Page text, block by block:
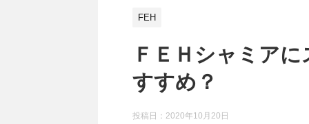
FEH
ＦＥＨシャミア
すすめ？
投稿日： 2020年10月20日